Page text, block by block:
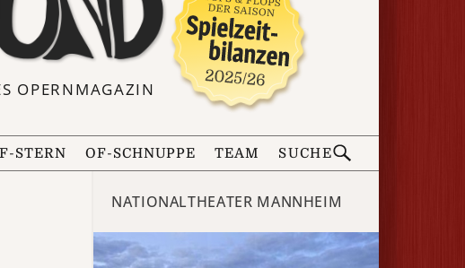
OPERNMAGAZIN
STERN OF-SCHNUPPE TEAM SUCHE
NATIONALTHEATER MANNHEIM